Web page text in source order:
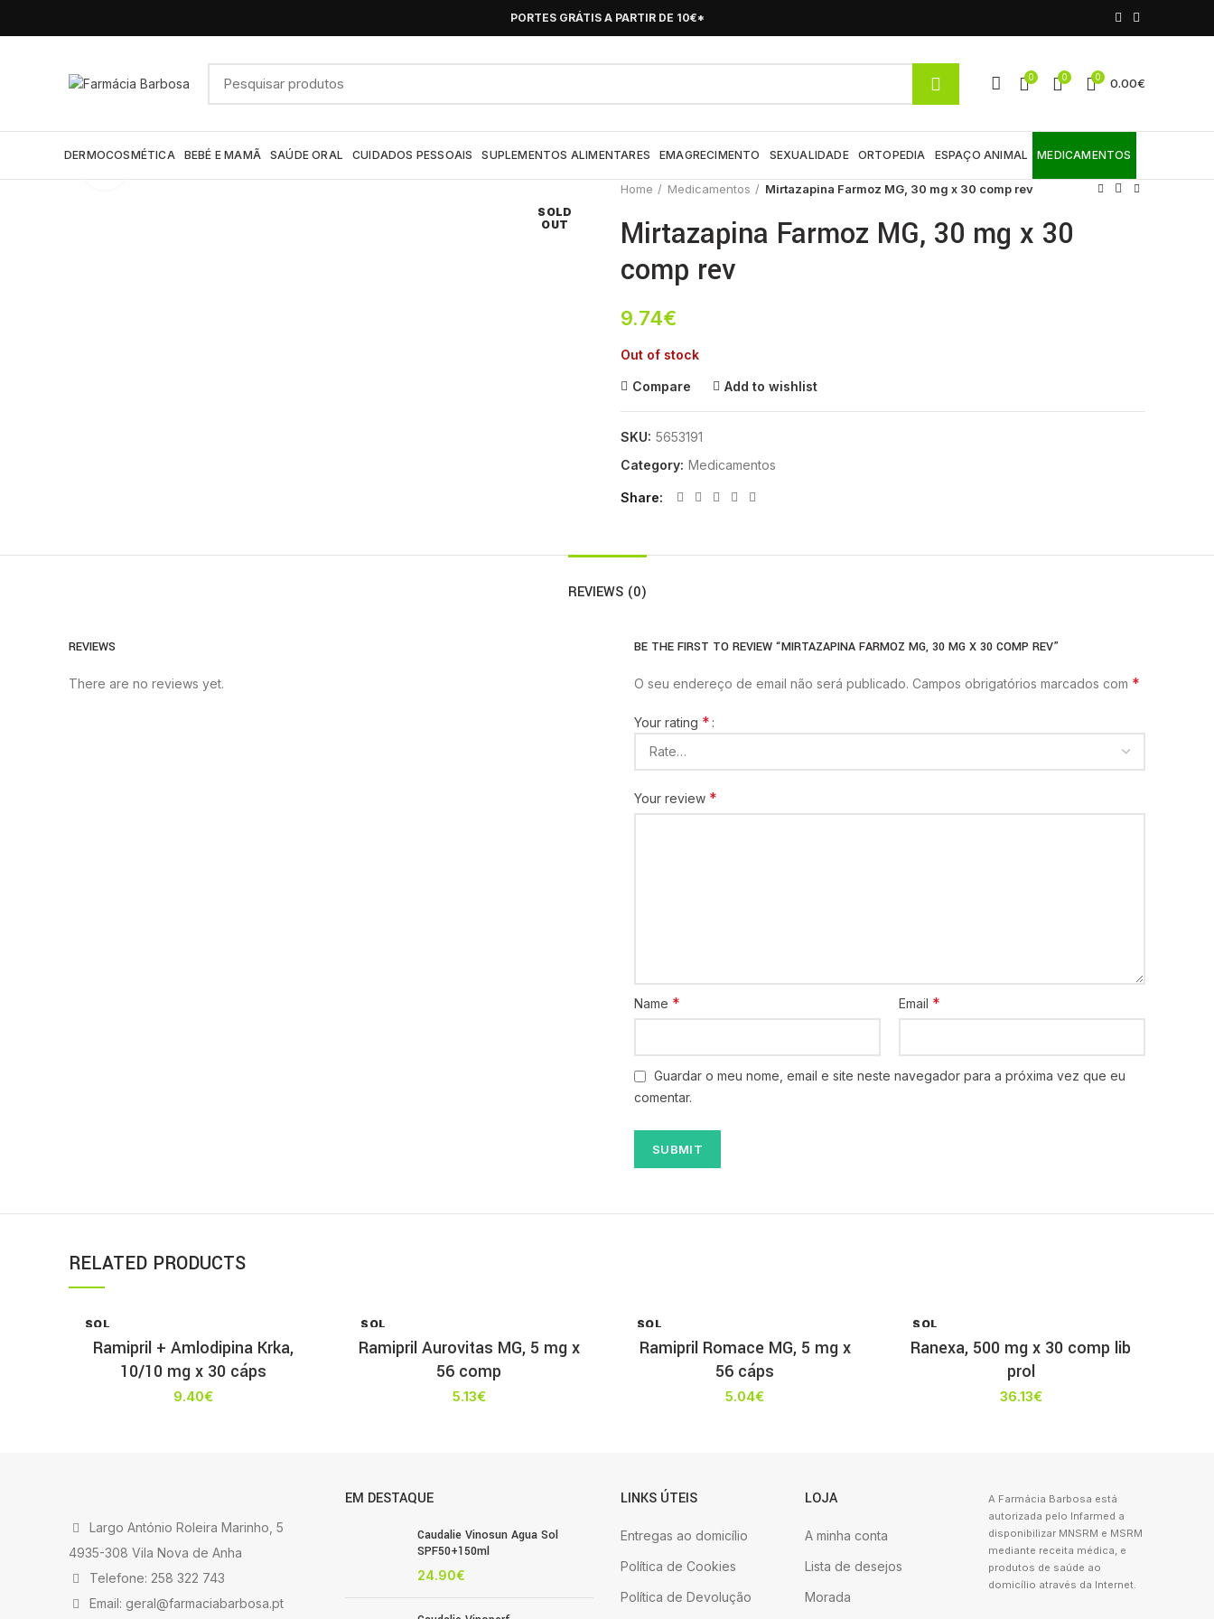
PORTES GRÁTIS A PARTIR DE 10€*
0 0 0 0.00€
DERMOCOSMÉTICA BEBÉ E MAMÃ SAÚDE ORAL CUIDADOS PESSOAIS SUPLEMENTOS ALIMENTARES EMAGRECIMENTO SEXUALIDADE ORTOPEDIA ESPAÇO ANIMAL MEDICAMENTOS
SOLD
OUT
Home
Medicamentos Mirtazapina Farmoz MG, 30 mg x 30 comp rev
Mirtazapina Farmoz MG, 30 mg x 30
comp rev
9.74€
Out of stock
Compare Add to wishlist
SKU: 5653191
Category: Medicamentos
Share
REVIEWS (0)
REVIEWS
There are no reviews yet.
BE THE FIRST TO REVIEW “MIRTAZAPINA FARMOZ MG, 30 MG X 30 COMP REV”
O seu endereço de email não será publicado. Campos obrigatórios marcados com *
Your rating *
Your review *
Name * Email *
Guardar o meu nome, email e site neste navegador para a próxima vez que eu
comentar.
RELATED PRODUCTS
SOL
T
Ramipril + Amlodipina Krka,
10/10 mg x 30 cáps
9.40€
SOL
T
Ramipril Aurovitas MG, 5 mg x
56 comp
5.13€
SOL
T
Ramipril Romace MG, 5 mg x
56 cáps
5.04€
SOL
T
Ranexa, 500 mg x 30 comp lib
prol
36.13€
Largo António Roleira Marinho, 5
4935-308 Vila Nova de Anha
Telefone: 258 322 743
Email: geral@farmaciabarbosa.pt
EM DESTAQUE
Caudalie Vinosun Agua Sol
SPF50+150ml
24.90€
LINKS ÚTEIS
Entregas ao domicílio
Política de Cookies
Política de Devolução
LOJA
A minha conta
Lista de desejos
Morada
A Farmácia Barbosa está
autorizada pelo Infarmed a
disponibilizar MNSRM e MSRM
mediante receita médica, e
produtos de saúde ao
domicílio através da Internet.